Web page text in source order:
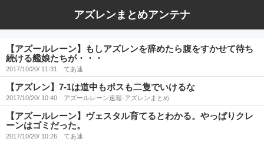
アズレンまとめアンテナ
【アズールレーン】もしアズレンを辞めたら腹をすかせて待ち
続ける艦娘たちが・・・
2017/10/20/ 11:31 てあ速
【アズレン】7-1は道中もボスも二隻でいけるな
2017/10/20/ 10:40 アズールレーン速報-アズレンまとめ
【アズールレーン】ヴェスタル育てるとわかる。やっぱりクレ
ーンはゴミだった。
2017/10/20/ 10:26 てあ速